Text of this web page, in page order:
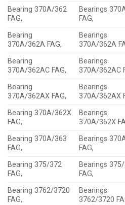
Bearing 370A/362
FAG,
Bearings
FAG,
Bearing
370A/362A FAG,
Bearings
370A/362A
Bearing
370A/362AC FAG,
Bearings
370A/362AC
Bearing
370A/362AX FAG,
Bearings
370A/362AX
Bearing 370A/362X
FAG,
Bearings
370A/362X
Bearing 370A/363
FAG,
Bearings
FAG,
Bearing 375/372
FAG,
Bearings
FAG,
Bearing 3762/3720
FAG,
Bearings
3762/3720